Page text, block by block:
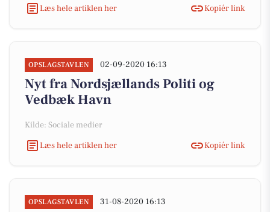
Læs hele artiklen her
Kopiér link
OPSLAGSTAVLEN 02-09-2020 16:13
Nyt fra Nordsjællands Politi og
Vedbæk Havn
Kilde: Sociale medier
Læs hele artiklen her
Kopiér link
OPSLAGSTAVLEN 31-08-2020 16:13